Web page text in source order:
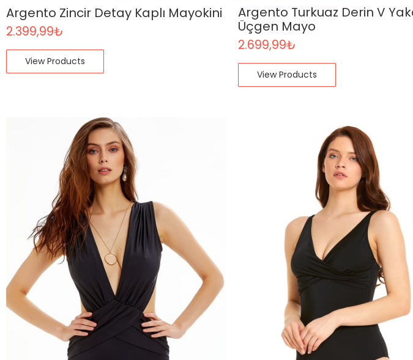
Argento Zincir Detay Kaplı Mayokini
2.399,99₺
View Products
Argento Turkuaz Derin V
Üçgen Mayo
2.699,99₺
View Products